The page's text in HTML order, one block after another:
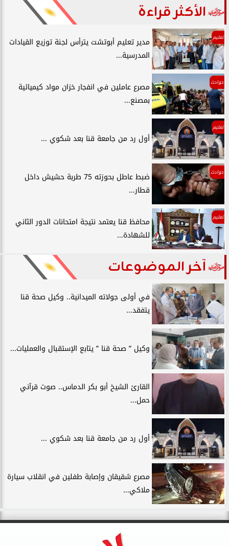
الأكثر قراءة
تعليم
مدير تعليم أبوتشت يترأس لجنة توزيع القيادات
المدرسية...
حوادث
مصرع عاملين في انفجار خزان مواد كيميائية
بمصنع...
تعليم
أول رد من جامعة قنا بعد شكوي ...
حوادث
ضبط عاطل بحوزته 75 طربة حشيش داخل
قطار...
تعليم
محافظ قنا يعتمد نتيجة امتحانات الدور الثاني
للشهادة...
آخر الموضوعات
في أولى جولاته الميدانية.. وكيل صحة قنا
يتفقد...
وكيل ” صحة قنا ” يتابع الإستقبال والعمليات...
القارئ الشيخ أبو بكر الدماس.. صوت قرآني
حمل...
أول رد من جامعة قنا بعد شكوي ...
مصرع شقيقان وإصابة طفلين في انقلاب سيارة
ملاكي...